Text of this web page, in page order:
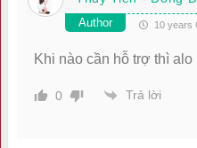
Author 10 years
Khi nào cần hỗ trợ thì
0 Trả lời